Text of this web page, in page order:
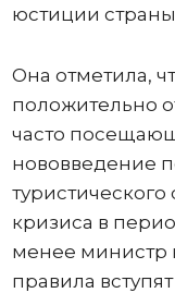
юстиции
Она отметила,
положительно
часто
нововведение
туристического
кризиса в
менее министр
правила вступят